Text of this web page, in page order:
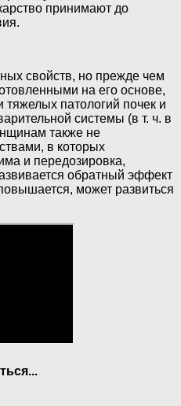
принимают до
свойств, но прежде чем
на его основе,
тяжелых патологий почек и
системы (в т. ч. в
также не
в которых
и передозировка,
обратный эффект
может развиться